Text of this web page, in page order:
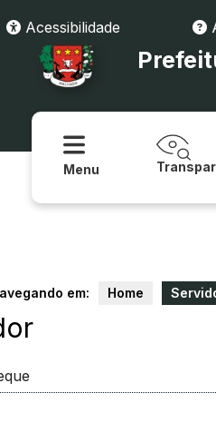
Acessibilidade
Menu
em: Home